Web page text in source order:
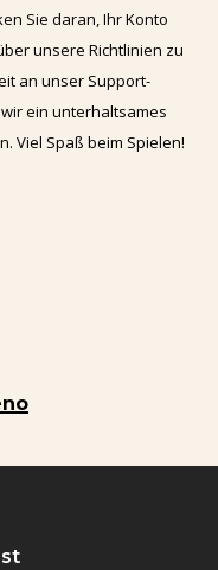
Sie daran, Ihr Konto
unsere Richtlinien zu
an unser Support-
ein unterhaltsames
Viel Spaß beim Spielen!